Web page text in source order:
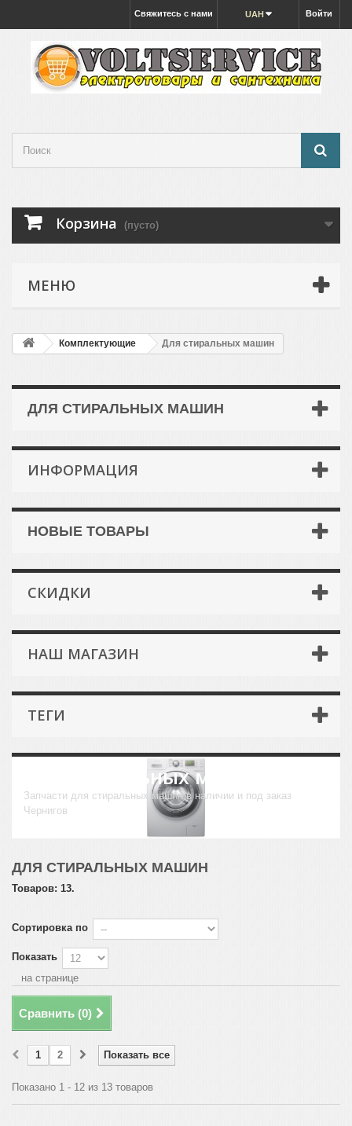
Войти
UAH
Свяжитесь с нами
Корзина (пусто)
МЕНЮ
Комплектующие Для стиральных машин
ДЛЯ СТИРАЛЬНЫХ МАШИН
ИНФОРМАЦИЯ
НОВЫЕ ТОВАРЫ
СКИДКИ
НАШ МАГАЗИН
ТЕГИ
Для стиральных машин
Запчасти для стиральных машин в наличии и под заказ
Чернигов
ДЛЯ СТИРАЛЬНЫХ МАШИН
Товаров: 13.
Сортировка по
Показать
на странице
Сравнить (0)
Показать все
1 2
Показано 1 - 12 из 13 товаров